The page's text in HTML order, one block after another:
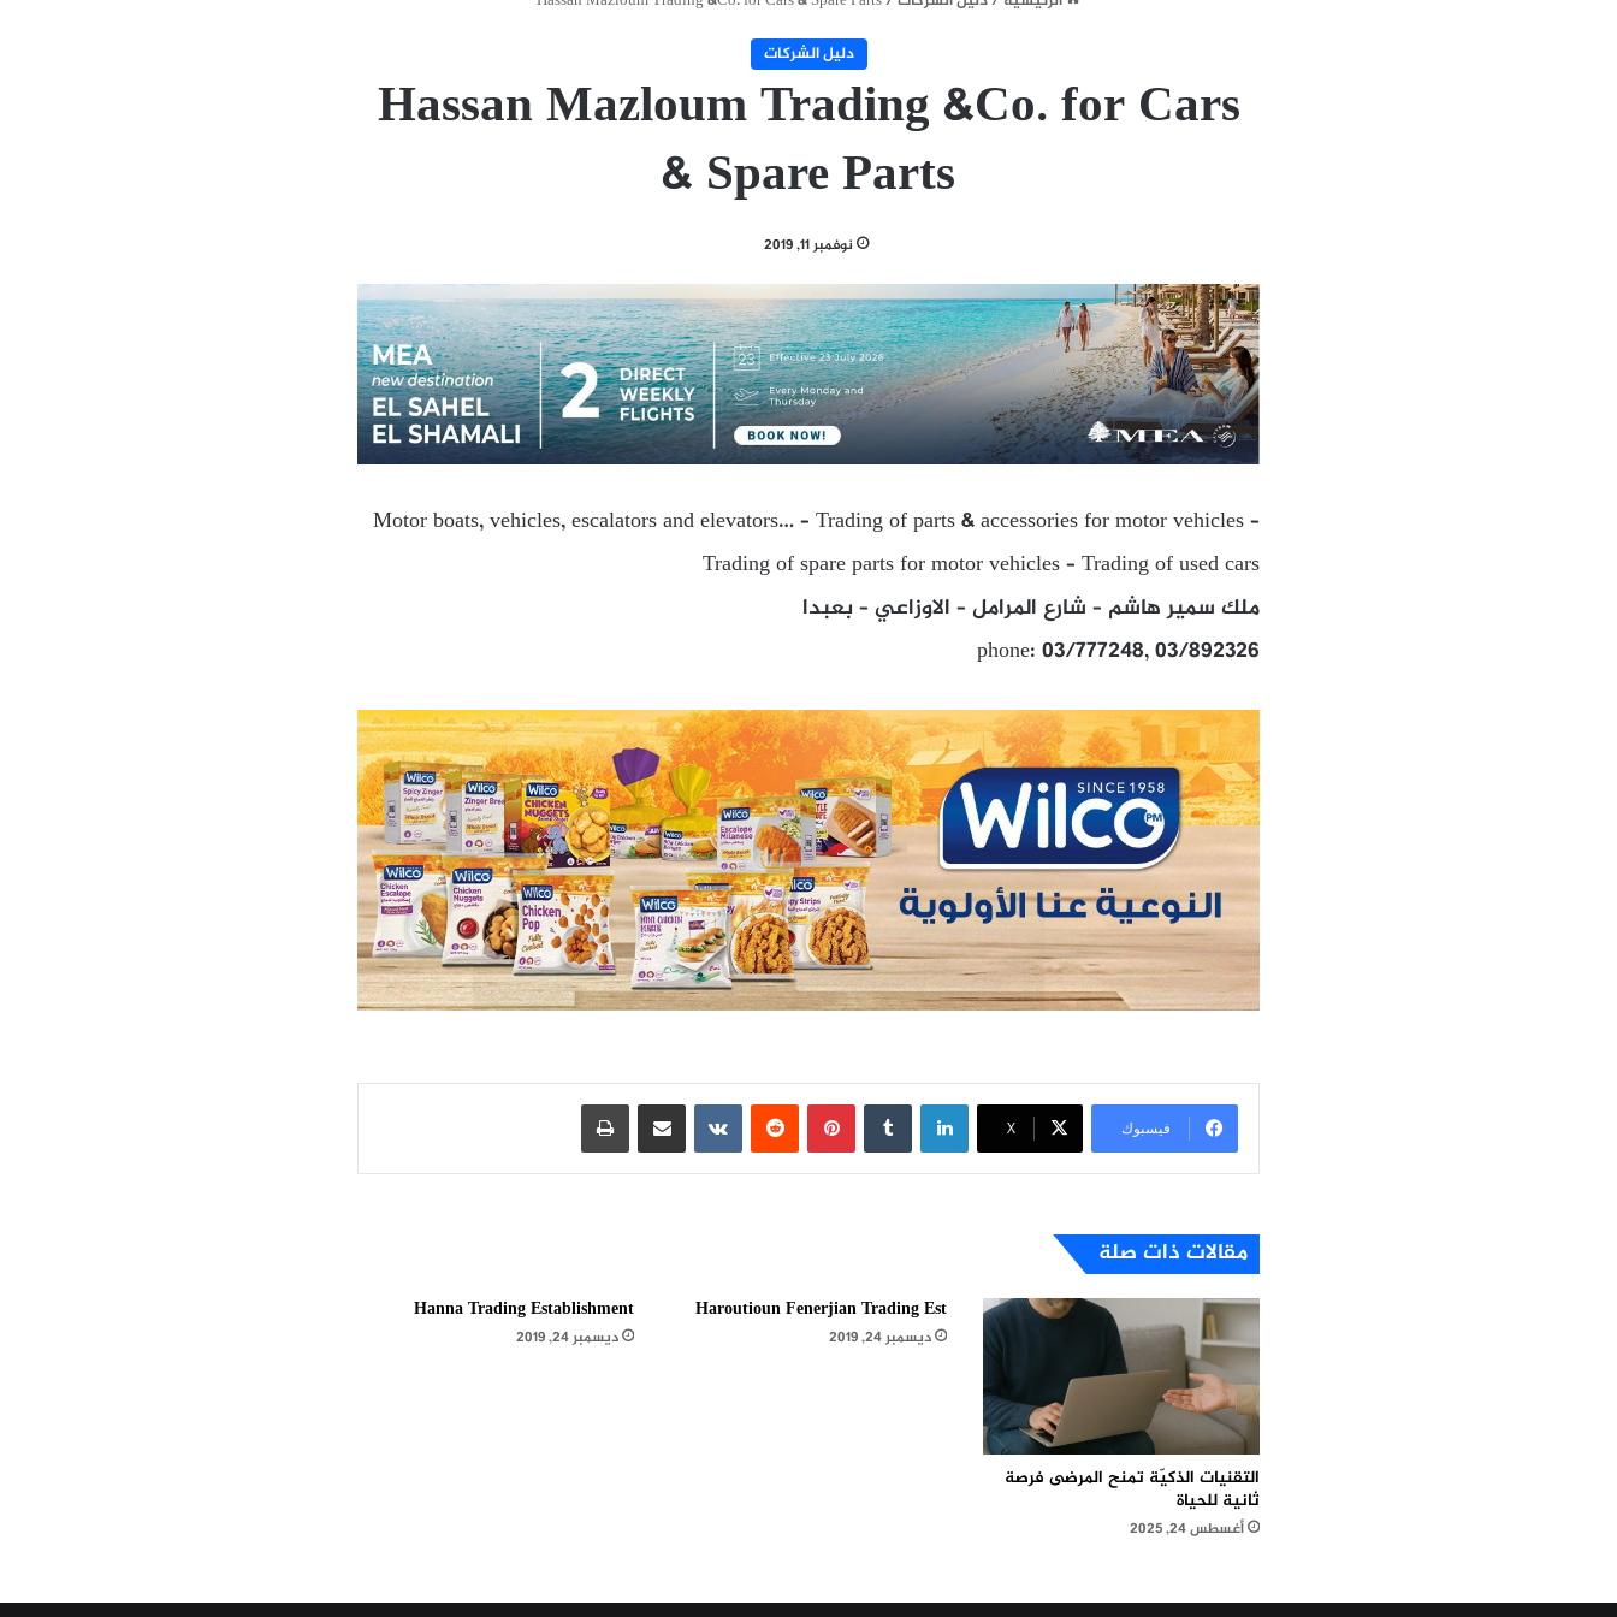
دليل الشركات
Hassan Mazloum Trading &Co. for Cars
& Spare Parts
نوفمبر 11, 2019
Motor boats, vehicles, escalators and elevators… – Trading of parts & accessories for motor vehicles –
Trading of spare parts for motor vehicles – Trading of used cars
ملك سمير هاشم – شارع المرامل – الاوزاعي – بعبدا
phone: 03/777248, 03/892326
فيسبوك X
لينكدإن بينتيريست مشاركة عبر البريد طباعة
مقالات ذات صلة
التقنيات الذكيّة تمنح المرضى فرصة
ثانية للحياة
أغسطس 24, 2025
Haroutioun Fenerjian Trading Est
ديسمبر 24, 2019
Hanna Trading Establishment
ديسمبر 24, 2019